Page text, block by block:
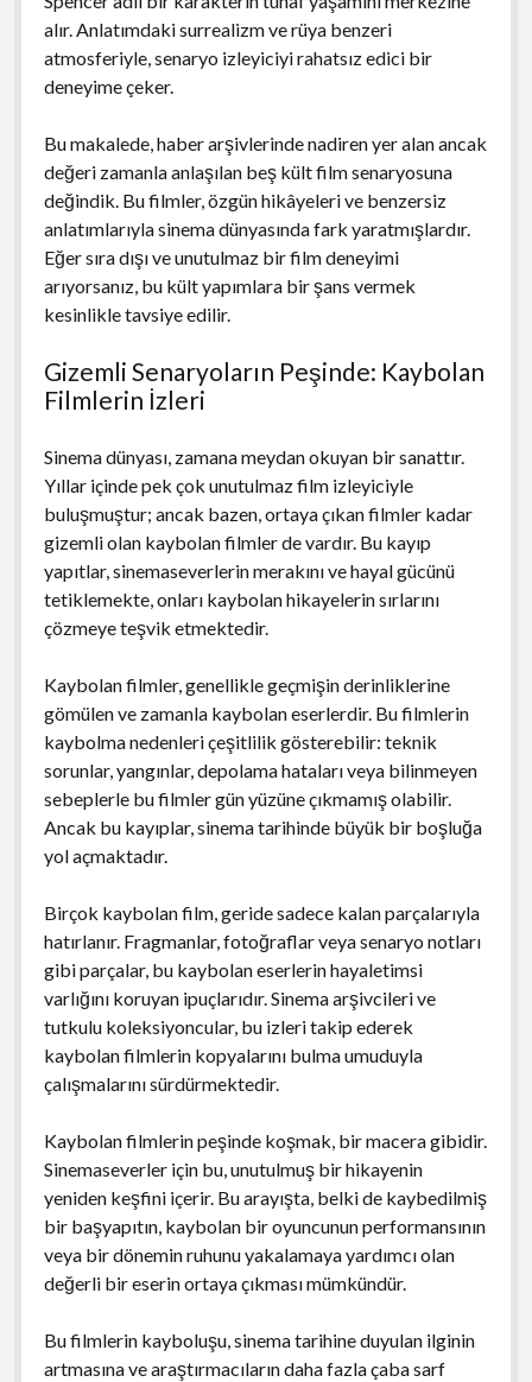
alır. Anlatımdaki surrealizm ve rüya benzeri
atmosferiyle, senaryo izleyiciyi rahatsız edici bir
deneyime çeker.
Bu makalede, haber arşivlerinde nadiren yer alan ancak
değeri zamanla anlaşılan beş kült film senaryosuna
değindik. Bu filmler, özgün hikâyeleri ve benzersiz
anlatımlarıyla sinema dünyasında fark yaratmışlardır.
Eğer sıra dışı ve unutulmaz bir film deneyimi
arıyorsanız, bu kült yapımlara bir şans vermek
kesinlikle tavsiye edilir.
Gizemli Senaryoların Peşinde: Kaybolan
Filmlerin İzleri
Sinema dünyası, zamana meydan okuyan bir sanattır.
Yıllar içinde pek çok unutulmaz film izleyiciyle
buluşmuştur; ancak bazen, ortaya çıkan filmler kadar
gizemli olan kaybolan filmler de vardır. Bu kayıp
yapıtlar, sinemaseverlerin merakını ve hayal gücünü
tetiklemekte, onları kaybolan hikayelerin sırlarını
çözmeye teşvik etmektedir.
Kaybolan filmler, genellikle geçmişin derinliklerine
gömülen ve zamanla kaybolan eserlerdir. Bu filmlerin
kaybolma nedenleri çeşitlilik gösterebilir: teknik
sorunlar, yangınlar, depolama hataları veya bilinmeyen
sebeplerle bu filmler gün yüzüne çıkmamış olabilir.
Ancak bu kayıplar, sinema tarihinde büyük bir boşluğa
yol açmaktadır.
Birçok kaybolan film, geride sadece kalan parçalarıyla
hatırlanır. Fragmanlar, fotoğraflar veya senaryo notları
gibi parçalar, bu kaybolan eserlerin hayaletimsi
varlığını koruyan ipuçlarıdır. Sinema arşivcileri ve
tutkulu koleksiyoncular, bu izleri takip ederek
kaybolan filmlerin kopyalarını bulma umuduyla
çalışmalarını sürdürmektedir.
Kaybolan filmlerin peşinde koşmak, bir macera gibidir.
Sinemaseverler için bu, unutulmuş bir hikayenin
yeniden keşfini içerir. Bu arayışta, belki de kaybedilmiş
bir başyapıtın, kaybolan bir oyuncunun performansının
veya bir dönemin ruhunu yakalamaya yardımcı olan
değerli bir eserin ortaya çıkması mümkündür.
Bu filmlerin kayboluşu, sinema tarihine duyulan ilginin
artmasına ve araştırmacıların daha fazla çaba sarf